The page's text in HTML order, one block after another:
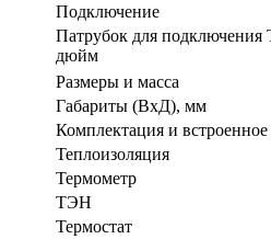
Подключение
Патрубок для
дюйм
Размеры и масса
Габариты (ВхД), мм
Комплектация и
Теплоизоляция
Термометр
ТЭН
Термостат